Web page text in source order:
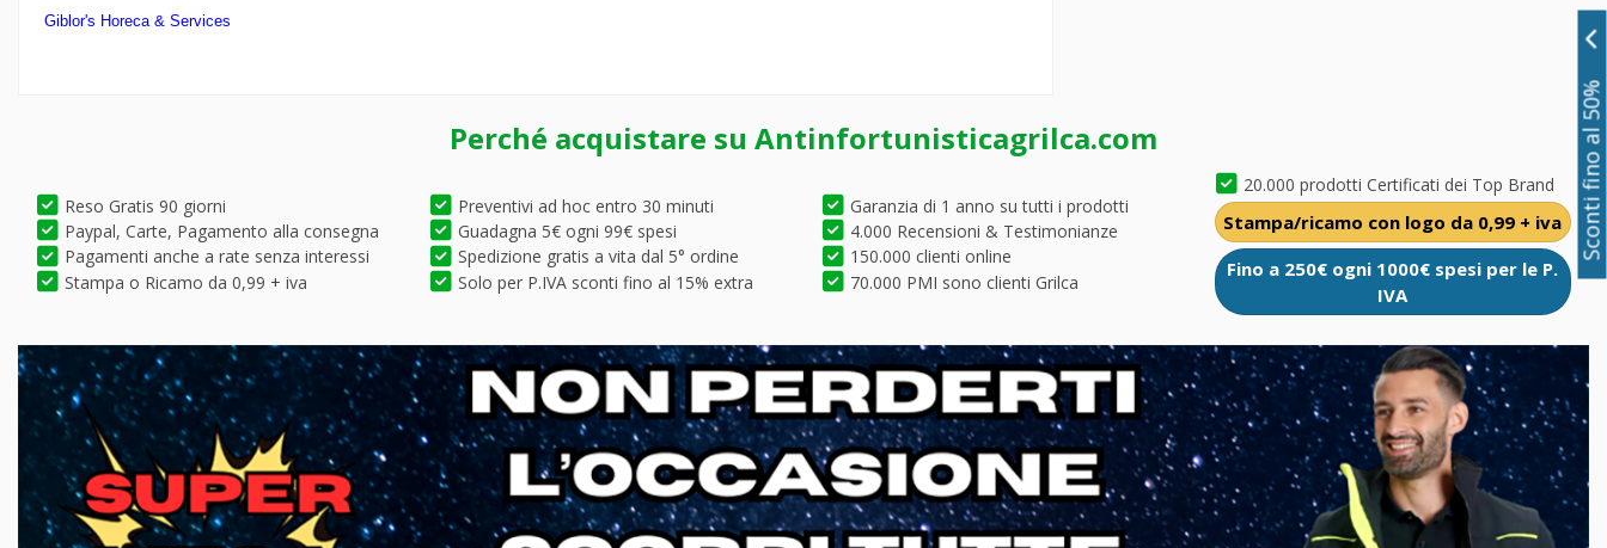
Giblor's Horeca & Services
Perché acquistare su Antinfortunisticagrilca.com
Reso Gratis 90 giorni
Paypal, Carte, Pagamento alla consegna
Pagamenti anche a rate senza interessi
Stampa o Ricamo da 0,99 + iva
Preventivi ad hoc entro 30 minuti
Guadagna 5€ ogni 99€ spesi
Spedizione gratis a vita dal 5° ordine
Solo per P.IVA sconti fino al 15% extra
Garanzia di 1 anno su tutti i prodotti
4.000 Recensioni & Testimonianze
150.000 clienti online
70.000 PMI sono clienti Grilca
20.000 prodotti Certificati dei Top Brand
Stampa/ricamo con logo da 0,99 + iva
Fino a 250€ ogni 1000€ spesi per le P.
IVA
Sconti fino al 50%